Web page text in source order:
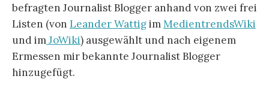
befragten Journalist Blogger anhand von zwei frei
Listen (von Leander WattigimMedientrendsWiki
und imJoWiki) ausgewählt und nach eigenem
Ermessen mir bekannte Journalist Blogger
hinzugefügt.